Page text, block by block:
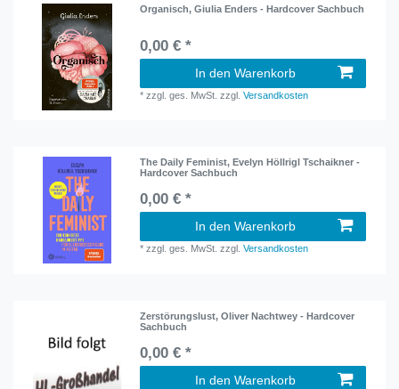
Organisch, Giulia Enders - Hardcover Sachbuch
0,00 € *
In den Warenkorb
*zzgl. ges. MwSt. zzgl.Versandkosten
The Daily Feminist, Evelyn Höllrigl Tschaikner -
Hardcover Sachbuch
0,00 € *
In den Warenkorb
*zzgl. ges. MwSt. zzgl.Versandkosten
Zerstörungslust, Oliver Nachtwey - Hardcover
Sachbuch
0,00 € *
In den Warenkorb